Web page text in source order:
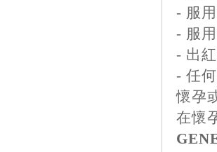
- 服
- 服
- 出
- 任
懷孕
在懷